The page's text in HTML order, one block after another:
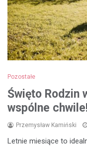
Pozostałe
Święto Rodzin
wspólne
Przemysław Kamiński
Letnie miesiące to